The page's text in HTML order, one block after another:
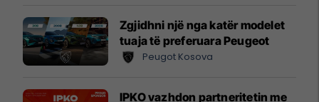
Zgjidhni një nga katër modelet
tuaja të preferuara Peugeot
Peugot Kosova
IPKO vazhdon partneritetin me